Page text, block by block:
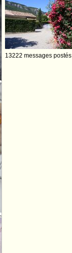
13222 messages postés